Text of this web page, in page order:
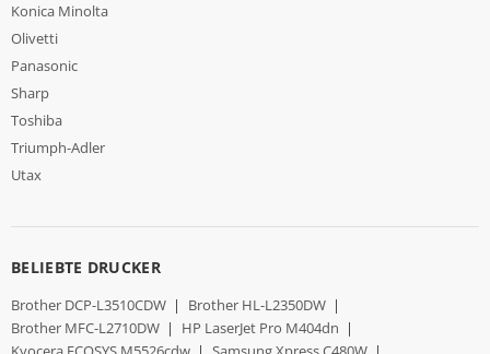
Konica Minolta
Olivetti
Panasonic
Sharp
Toshiba
Triumph-Adler
Utax
BELIEBTE DRUCKER
Brother DCP-L3510CDW | Brother HL-L2350DW |
Brother MFC-L2710DW | HP LaserJet Pro M404dn |